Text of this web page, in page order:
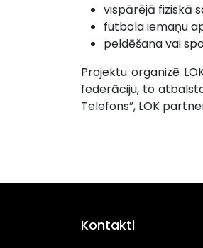
vispārējā fiziskā
futbola iemaņu
peldēšana vai
Projektu organizē
federāciju, to
Telefons”, LOK
Kontakti